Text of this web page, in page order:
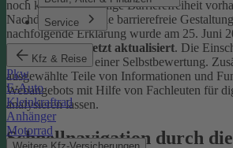
Service
Kfz & Reise
Pkw
E-Auto
Kleinkraftrad
Anhänger
Motorrad
noch keine vollständige Barrierefreiheit
Nachdruck daran, die barrierefreie
nachfolgende Erklärung wurde am 25. Juni
Januar 2026 zuletzt aktualisiert. Die
Wesentlichen auf einer Selbstbewertung.
ausgewählte Teile von Informationen und
Webangebots mit Hilfe von Fachleuten für
analysieren lassen.
Schnellnavigation durch